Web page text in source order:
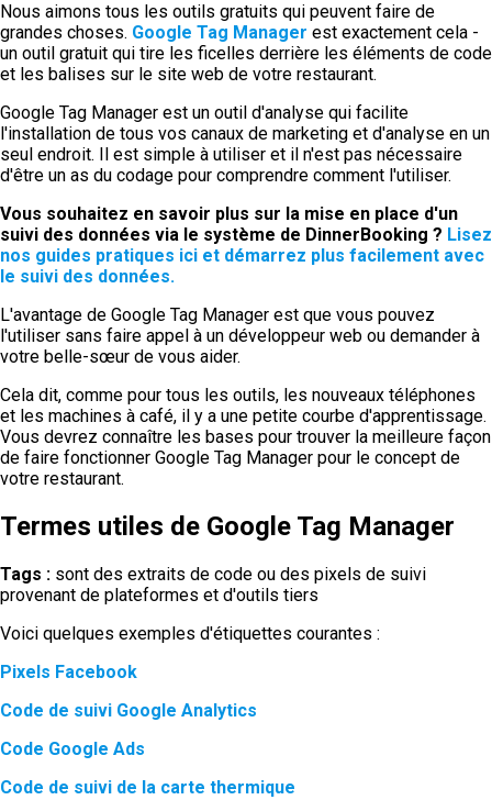
Nous aimons tous les outils gratuits qui peuvent faire de
grandes choses. Google Tag Manager est exactement cela -
un outil gratuit qui tire les ficelles derrière les éléments de code
et les balises sur le site web de votre restaurant.
Google Tag Manager est un outil d'analyse qui facilite
l'installation de tous vos canaux de marketing et d'analyse en un
seul endroit. Il est simple à utiliser et il n'est pas nécessaire
d'être un as du codage pour comprendre comment l'utiliser.
Vous souhaitez en savoir plus sur la mise en place d'un
suivi des données via le système de DinnerBooking ? Lisez
nos guides pratiques ici et démarrez plus facilement avec
le suivi des données.
L'avantage de Google Tag Manager est que vous pouvez
l'utiliser sans faire appel à un développeur web ou demander à
votre belle-sœur de vous aider.
Cela dit, comme pour tous les outils, les nouveaux téléphones
et les machines à café, il y a une petite courbe d'apprentissage.
Vous devrez connaître les bases pour trouver la meilleure façon
de faire fonctionner Google Tag Manager pour le concept de
votre restaurant.
Termes utiles de Google Tag Manager
Tags : sont des extraits de code ou des pixels de suivi
provenant de plateformes et d'outils tiers
Voici quelques exemples d'étiquettes courantes :
Pixels Facebook
Code de suivi Google Analytics
Code Google Ads
Code de suivi de la carte thermique